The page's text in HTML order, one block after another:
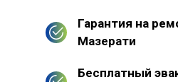
Гарантия на
Мазерати
Бесплатный